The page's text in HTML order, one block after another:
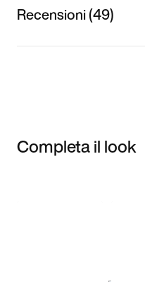
Recensioni (49)
Completa il look